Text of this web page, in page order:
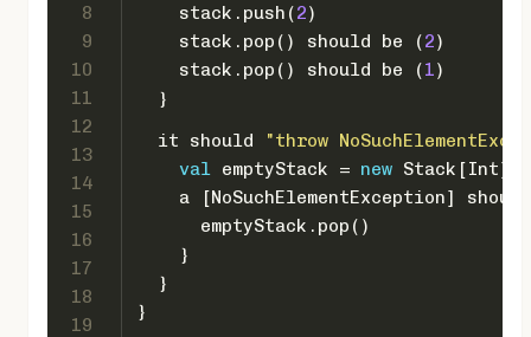
8
9
10
11
12
13
14
15
16
17
18
19
    stack.push(
2)
    stack.pop() should be (
2)
    stack.pop() should be (
1)
  }
  it should
"throw
val
emptyStack = new Stack [Int]
    a [
NoSuchElementException]
      emptyStack.pop()
    }
  }
}